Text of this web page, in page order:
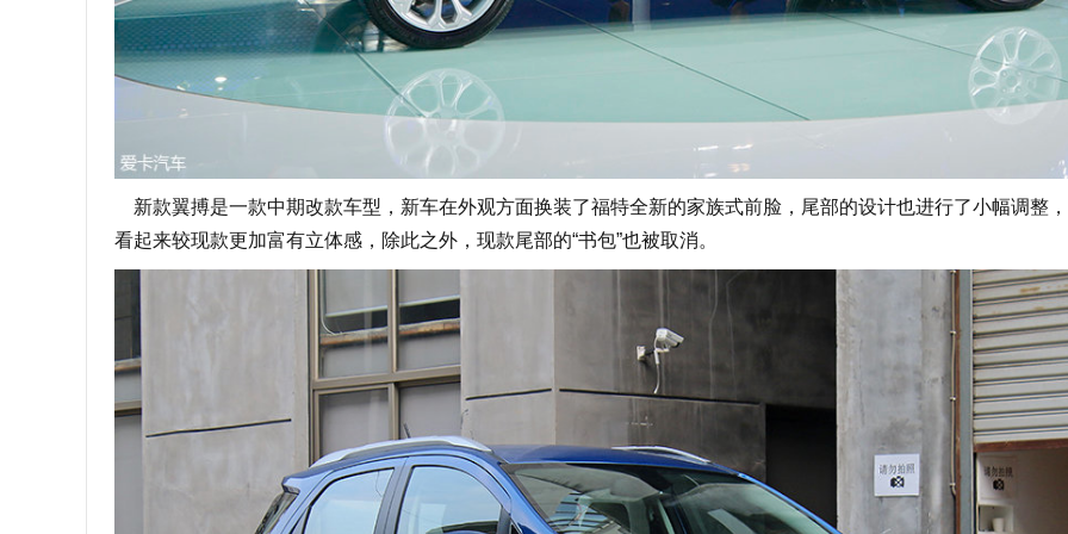
新款翼搏是一款中期改款车型，新车在外观方面换装了福特全新的家族式前脸，尾部的设计也进行了小幅调整
看起来较现款更加富有立体感，除此之外，现款尾部的“书包”也被取消。